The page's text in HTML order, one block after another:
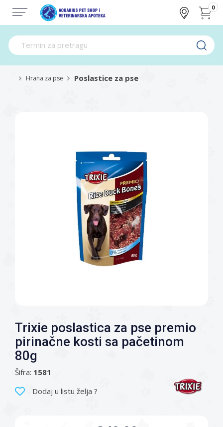
0
Hrana za pse Poslastice za pse
Trixie poslastica za pse premio
pirinačne kosti sa pačetinom
80g
Šifra: 1581
Dodaj u listu želja ?